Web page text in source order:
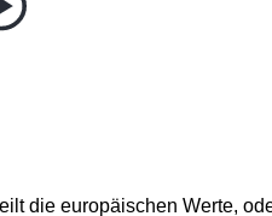
die europäischen Werte,